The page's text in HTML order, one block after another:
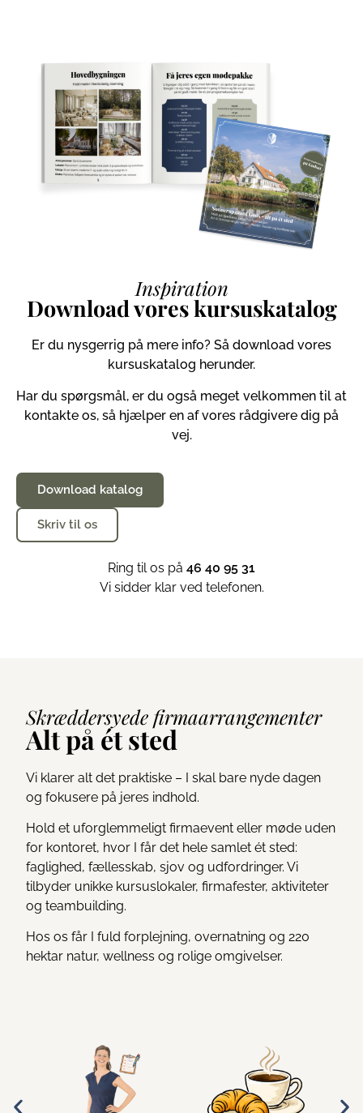
Inspiration
Download vores kursuskatalog
Er du nysgerrig på mere info? Så download vores
kursuskatalog herunder.
Har du spørgsmål, er du også meget velkommen til at
kontakte os, så hjælper en af vores rådgivere dig på
vej.
Download katalog
Skriv til os
Ring til os på 46 40 95 31
Vi sidder klar ved telefonen.
Skræddersyede firmaarrangementer
Alt på ét sted
Vi klarer alt det praktiske – I skal bare nyde dagen
og fokusere på jeres indhold.
Hold et uforglemmeligt firmaevent eller møde uden
for kontoret, hvor I får det hele samlet ét sted:
faglighed, fællesskab, sjov og udfordringer. Vi
tilbyder unikke kursuslokaler, firmafester, aktiviteter
og teambuilding.
Hos os får I fuld forplejning, overnatning og 220
hektar natur, wellness og rolige omgivelser.